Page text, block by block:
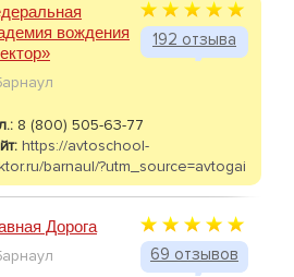
192 отзыва
вождения
8 (800) 505-63-77
https://avtoschool-
barnaul/?utm_source=avtogai
69 отзывов
Дорога